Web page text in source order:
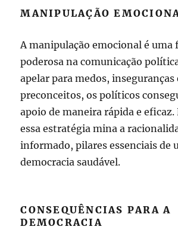
MANIPULAÇÃO
A manipulação emocional é uma
poderosa na comunicação
apelar para medos, inseguranças
preconceitos, os políticos
apoio de maneira rápida e
essa estratégia mina a
informado, pilares essenciais de
democracia saudável.
CONSEQUÊNCIAS PARA A
DEMOCRACIA